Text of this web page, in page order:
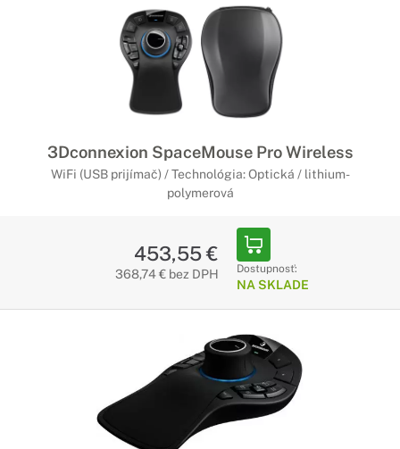
3Dconnexion SpaceMouse Pro Wireless
WiFi (USB prijímač) / Technológia: Optická / lithium-
polymerová
453,55 €
368,74 € bez DPH Dostupnosť:
NA SKLADE